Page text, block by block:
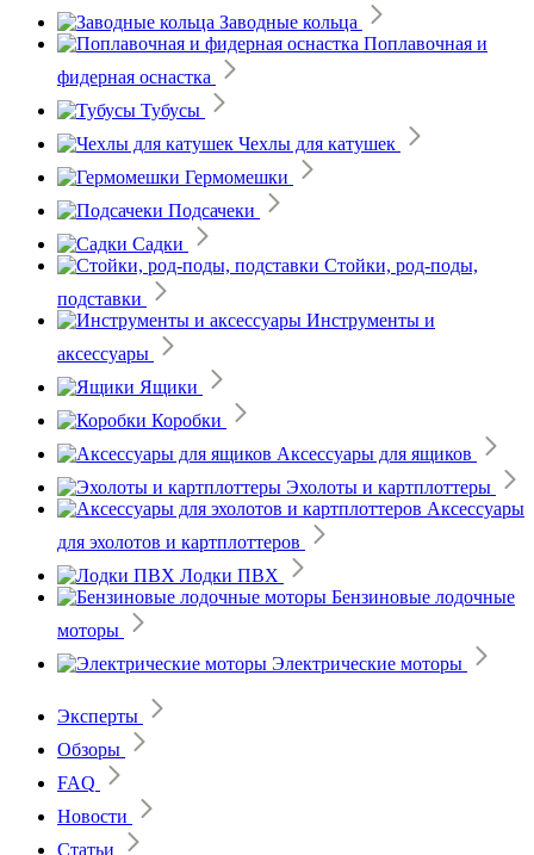
Заводные кольца
Поплавочная и
фидерная оснастка
Тубусы
Чехлы для катушек
Гермомешки
Подсачеки
Садки
Стойки, род-поды,
подставки
Инструменты и
аксессуары
Ящики
Коробки
Аксессуары для ящиков
Эхолоты и картплоттеры
Аксессуары
для эхолотов и картплоттеров
Лодки ПВХ
Бензиновые лодочные
моторы
Электрические моторы
Эксперты
Обзоры
FAQ
Новости
Статьи